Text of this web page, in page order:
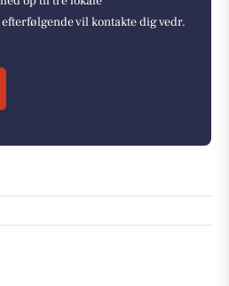
vil kontakte dig vedr.